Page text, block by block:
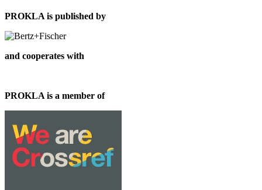
PROKLA is published by
and cooperates with
PROKLA is a member of